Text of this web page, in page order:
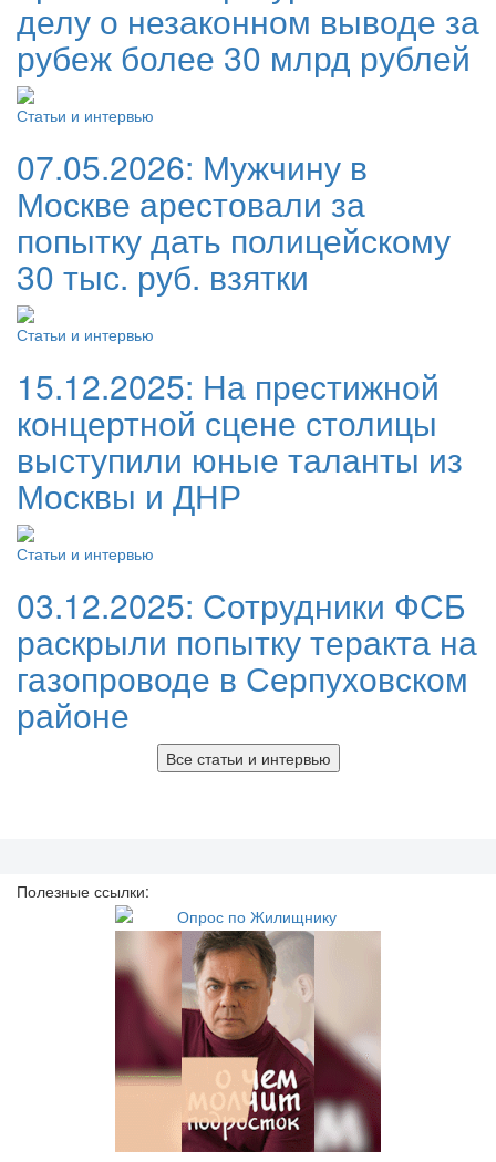
делу о незаконном выводе за
рубеж более 30 млрд рублей
Статьи и интервью
07.05.2026: Мужчину в
Москве арестовали за
попытку дать полицейскому
30 тыс. руб. взятки
Статьи и интервью
15.12.2025: На престижной
концертной сцене столицы
выступили юные таланты из
Москвы и ДНР
Статьи и интервью
03.12.2025: Сотрудники ФСБ
раскрыли попытку теракта на
газопроводе в Серпуховском
районе
Все статьи и интервью
Полезные ссылки: